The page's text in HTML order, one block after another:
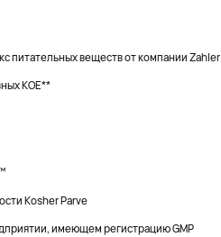
питательных веществ от компании Zahler
КОЕ**
Kosher Parve
имеющем регистрацию GMP